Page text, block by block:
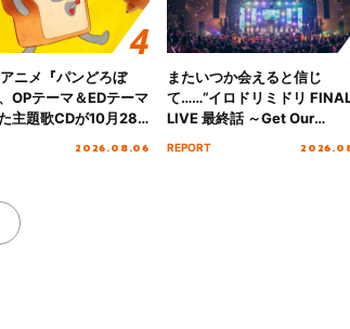
ニメ『パンどろぼ
OPテーマ＆EDテーマ
主題歌CDが10月28
2026.08.06
またいつか会えると信じ
て……“イロドリミドリ
LIVE 最終話 ～Get Our
REPORT